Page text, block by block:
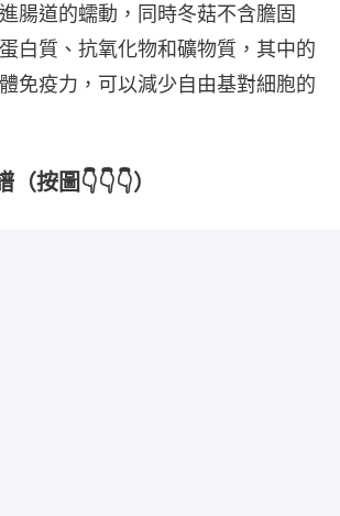
腸道的蠕動，同時冬菇不含膽固
白質、抗氧化物和礦物質，其中的
免疫力，可以減少自由基對細胞的
按圖👇👇👇）